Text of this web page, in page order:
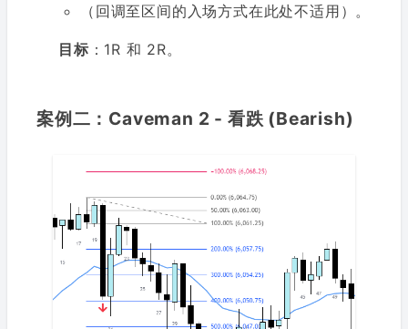
（回调至区间的入场方式在此处不适用）。
目标 ：1R 和 2R。
案例二：Caveman 2 - 看跌 (Bearish)